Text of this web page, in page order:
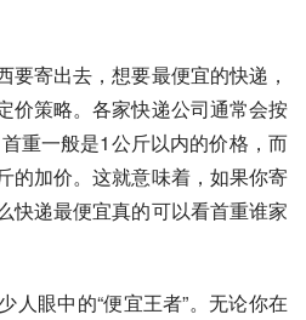
要寄出去，想要最便宜的快递，
价策略。各家快递公司通常会按
首重一般是1公斤以内的价格，而
的加价。这就意味着，如果你寄
快递最便宜真的可以看首重谁家
人眼中的“便宜王者”。无论你在